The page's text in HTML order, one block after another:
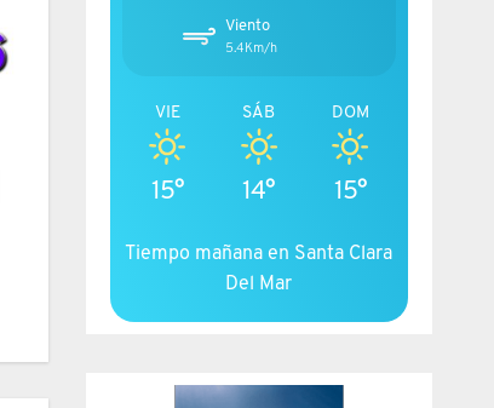
Viento
5.4Km/h
VIE
15°
SÁB
14°
DOM
15°
Tiempo mañana en Santa Clara
Del Mar